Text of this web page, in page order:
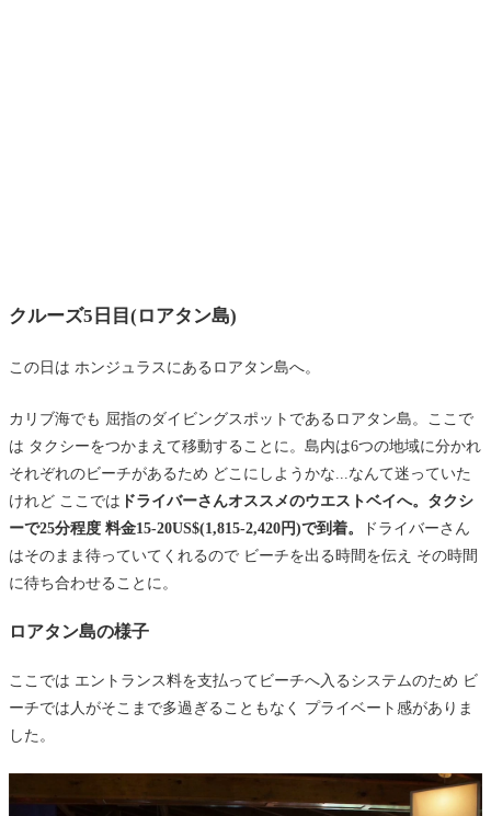
クルーズ5日目(ロアタン島)
この日は ホンジュラスにあるロアタン島へ。
カリブ海でも 屈指のダイビングスポットであるロアタン島。ここで
は タクシーをつかまえて移動することに。島内は6つの地域に分かれ
それぞれのビーチがあるため どこにしようかな...なんて迷っていた
けれど ここでは ドライバーさんオススメのウエストベイへ。タクシ
ーで25分程度 料金15-20US$(1,815-2,420円)で到着。
ドライバーさん
はそのまま待っていてくれるので ビーチを出る時間を伝え その時間
に待ち合わせることに。
ロアタン島の様子
ここでは エントランス料を支払ってビーチへ入るシステムのため ビ
ーチでは人がそこまで多過ぎることもなく プライベート感がありま
した。